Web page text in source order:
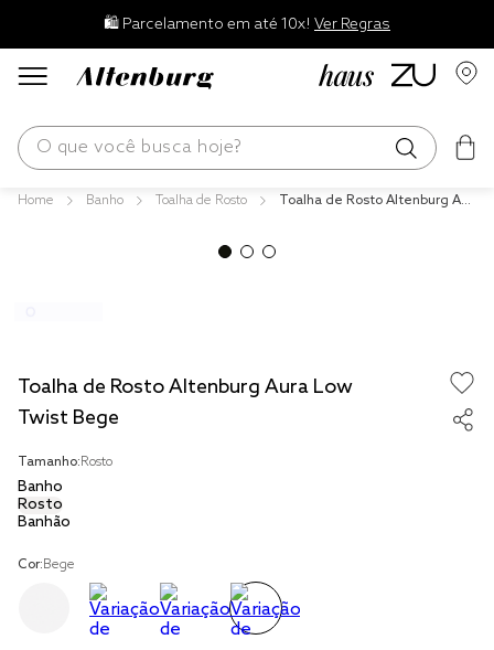
🛍️ Parcelamento em até 10x! Ver Regras
O que você busca hoje?
Banho Toalha de Rosto
Toalha de Rosto Altenburg Aur
Toalha de Rosto Altenburg Aura Low
Twist Bege
Tamanho: Rosto
Banho
Rosto
Banhão
Cor: Bege
travesseiro
jogos cama
tencel
solteiro king
cobertor
jogo cama casal